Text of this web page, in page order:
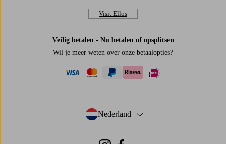
Visit Ellos
Veilig betalen - Nu betalen of opsplitsen
Wil je meer weten over onze betaalopties?
Nederland
- Selecteer land